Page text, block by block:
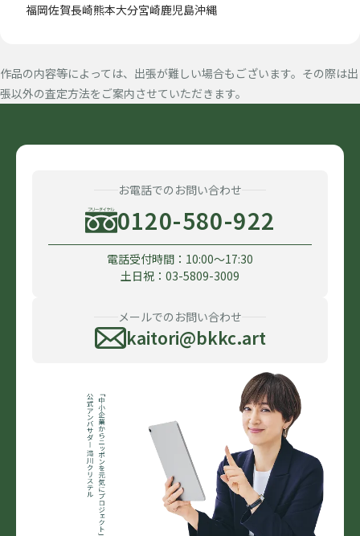
福岡佐賀長崎熊本大分宮崎鹿児島沖縄
作品の内容等によっては、出張が難しい場合もございます。その際は出
張以外の査定方法をご案内させていただきます。
お電話でのお問い合わせ
0120-580-922
電話受付時間：10:00〜17:30
土日祝：03-5809-3009
メールでのお問い合わせ
kaitori@bkkc.art